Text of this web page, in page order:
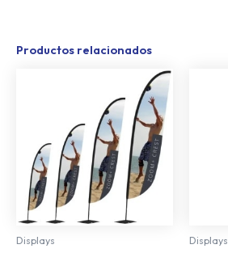
Productos relacionados
Displays Displays